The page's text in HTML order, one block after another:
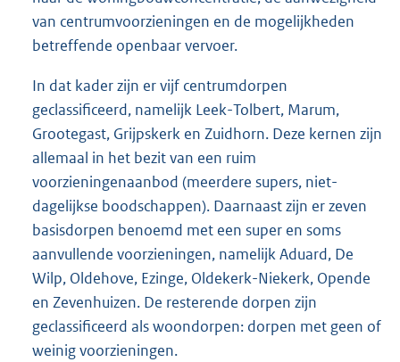
van centrumvoorzieningen en de mogelijkheden
betreffende openbaar vervoer.
In dat kader zijn er vijf centrumdorpen
geclassificeerd, namelijk Leek-Tolbert, Marum,
Grootegast, Grijpskerk en Zuidhorn. Deze kernen zijn
allemaal in het bezit van een ruim
voorzieningenaanbod (meerdere supers, niet-
dagelijkse boodschappen). Daarnaast zijn er zeven
basisdorpen benoemd met een super en soms
aanvullende voorzieningen, namelijk Aduard, De
Wilp, Oldehove, Ezinge, Oldekerk-Niekerk, Opende
en Zevenhuizen. De resterende dorpen zijn
geclassificeerd als woondorpen: dorpen met geen of
weinig voorzieningen.